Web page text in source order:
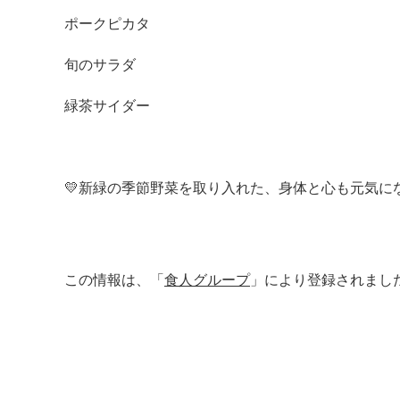
ポークピカタ
旬のサラダ
緑茶サイダー
💛新緑の季節野菜を取り入れた、身体と心も元気に
この情報は、「 食人グループ」により登録されまし